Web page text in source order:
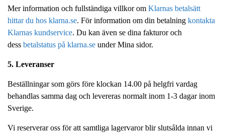
Mer information och fullständiga villkor om Klarnas betalsätt
hittar du hos klarna.se. För information om din betalning kontakta
Klarnas kundservice. Du kan även se dina fakturor och
dess betalstatus på klarna.se under Mina sidor.
5. Leveranser
Beställningar som görs före klockan 14.00 på helgfri vardag
behandlas samma dag och levereras normalt inom 1-3 dagar inom
Sverige.
Vi reserverar oss för att samtliga lagervaror blir slutsålda innan vi